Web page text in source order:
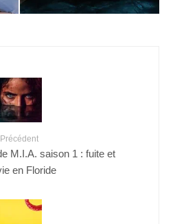
Précédent
M.I.A. saison 1 : fuite et
en Floride